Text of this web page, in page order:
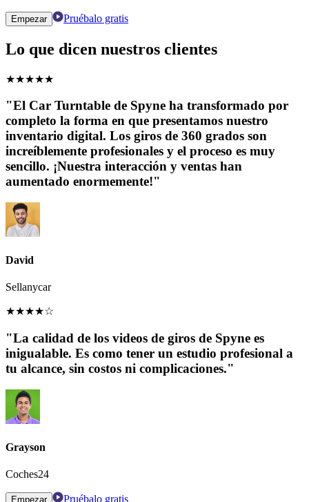
Empezar Pruébalo gratis
Lo que dicen nuestros clientes
★★★★★
"El Car Turntable de Spyne ha transformado por
completo la forma en que presentamos nuestro
inventario digital. Los giros de 360 ​​grados son
increíblemente profesionales y el proceso es muy
sencillo. ¡Nuestra interacción y ventas han
aumentado enormemente!"
David
Sellanycar
★★★★☆
"La calidad de los videos de giros de Spyne es
inigualable. Es como tener un estudio profesional a
tu alcance, sin costos ni complicaciones."
Grayson
Coches24
Empezar Pruébalo gratis